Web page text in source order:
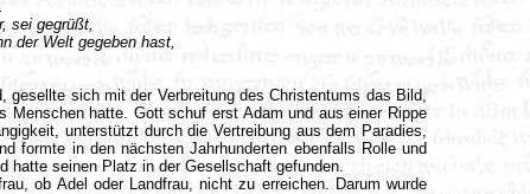
sei gegrüßt,
der Welt gegeben hast,
gesellte sich mit der Verbreitung des Christentums das Bild,
Menschen hatte. Gott schuf erst Adam und aus einer Rippe
unterstützt durch die Vertreibung aus dem Paradies,
formte in den nächsten Jahrhunderten ebenfalls Rolle und
hatte seinen Platz in der Gesellschaft gefunden.
ob Adel oder Landfrau, nicht zu erreichen. Darum wurde